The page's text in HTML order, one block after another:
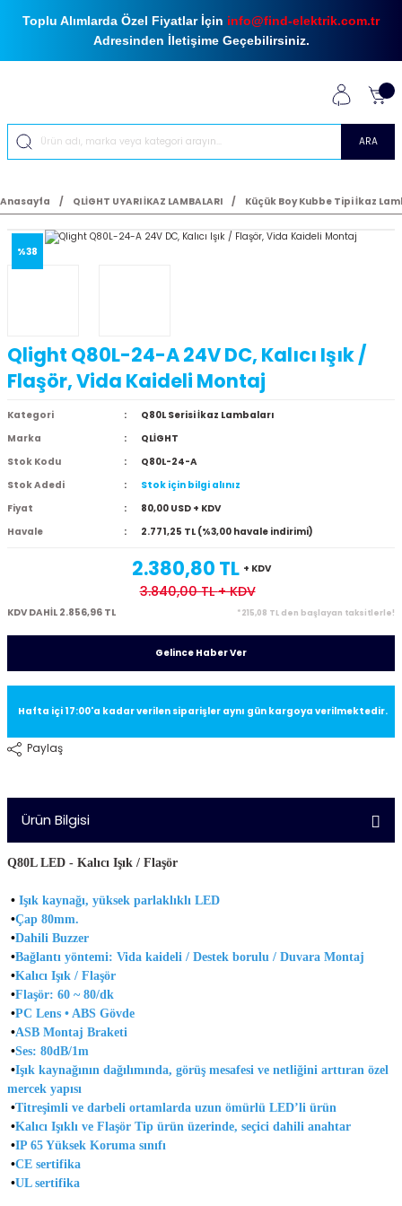
Toplu Alımlarda Özel Fiyatlar İçin info@find-elektrik.com.tr
Adresinden İletişime Geçebilirsiniz.
ARA
Anasayfa QLİGHT UYARI İKAZ LAMBALARI Küçük Boy Kubbe Tipi İkaz
%38
Qlight Q80L-24-A 24V DC, Kalıcı Işık /
Flaşör, Vida Kaideli Montaj
Kategori
Q80L Serisi İkaz Lambaları
Marka
QLİGHT
Stok Kodu
Q80L-24-A
Stok Adedi
Stok için bilgi alınız
Fiyat
80,00 USD + KDV
Havale
2.771,25 TL (%3,00 havale indirimi)
2.380,80 TL + KDV
3.840,00 TL+ KDV
KDV DAHİL 2.856,96 TL *215,08 TL den başlayan taksitlerle!
Gelince Haber Ver
Hafta içi 17:00'a kadar verilen siparişler aynı gün kargoya verilmektedir.
Paylaş
Ürün Bilgisi
Q80L LED - Kalıcı Işık / Flaşör
• Işık kaynağı, yüksek parlaklıklı LED
•Çap 80mm.
•Dahili Buzzer
•Bağlantı yöntemi: Vida kaideli / Destek borulu / Duvara Montaj
•Kalıcı Işık / Flaşör
•Flaşör: 60 ~ 80/dk
•PC Lens • ABS Gövde
•ASB Montaj Braketi
•Ses: 80dB/1m
•Işık kaynağının dağılımında, görüş mesafesi ve netliğini arttıran özel
mercek yapısı
•Titreşimli ve darbeli ortamlarda uzun ömürlü LED’li ürün
•Kalıcı Işıklı ve Flaşör Tip ürün üzerinde, seçici dahili anahtar
•IP 65 Yüksek Koruma sınıfı
•CE sertifika
•UL sertifika